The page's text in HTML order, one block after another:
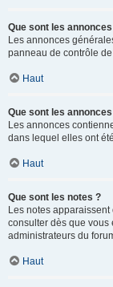
Que sont les
Les annonces
panneau de contrôle
Haut
Que sont les
Les annonces
dans lequel elles ont
Haut
Que sont les notes ?
Les notes
consulter dès que vous
administrateurs du
Haut